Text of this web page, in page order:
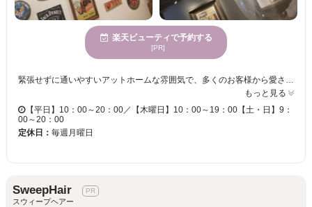
楽天ビューティで予約する
[PR]
緊張せずに通いやすいアットホームな雰囲気で、多くのお客様から愛されているヘアサロン【hair’scollection GOOD CLUB】 落ち着いた空間と、気さくなスタッフの雰囲気が居心地良く、なんでも相談できるので、大型店が苦手な方や来店がはじめての方も、リラックスしてお過ごしいただけます♪☆ ＜ショートからロングまでおまかせ☆＞ 当店のカットはお客様の骨格や髪質、クセはもちろん、理想の色味・髪の状態・質感を考慮したデザイン！どこから見ても綺麗＆小顔効果抜群で、伸びてもラインが崩れにくいヘアスタイルに導きます♪親しみやすいスタッフが多いのが支持される理由！！それでいて、確かな技術と豊富な知識で親身にご対応◎お気軽に相談して下さいね☆ ぜひ【hair’s collection GOOD CLUB】で理想のヘアスタイルを手に入れませんか？
もっと見る
【平日】10：00～20：00／【木曜日】10：00～19：00【土・日】9：
00～20：00
定休日： 毎週月曜日
SweepHair
スウィープヘアー